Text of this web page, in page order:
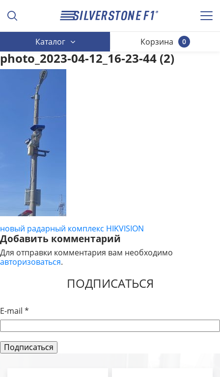
Каталог 0
Корзина
photo_2023-04-12_16-23-44 (2)
НАВИГАЦИЯ
ПО
ЗАПИСЯМ
новый радарный комплекс HIKVISION
Добавить комментарий
Для отправки комментария вам необходимо
авторизоваться.
ПОДПИСАТЬСЯ
E-mail *